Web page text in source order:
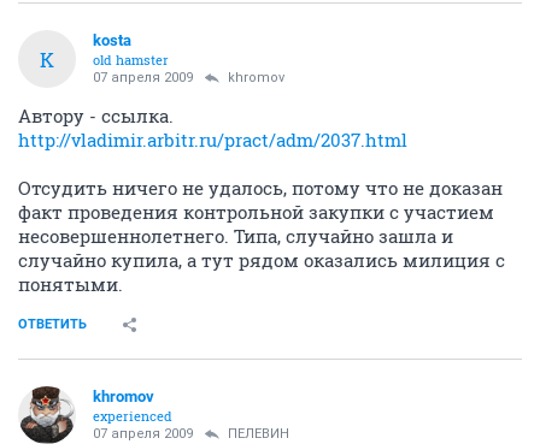
K
kosta
old hamster
07 апреля 2009 khromov
Автору - ссылка.
http://vladimir.arbitr.ru/pract/adm/2037.html
Отсудить ничего не удалось, потому что не доказан
факт проведения контрольной закупки с участием
несовершеннолетнего. Типа, случайно зашла и
случайно купила, а тут рядом оказались милиция с
понятыми.
ОТВЕТИТЬ
khromov
experienced
07 апреля 2009 ПЕЛЕВИН